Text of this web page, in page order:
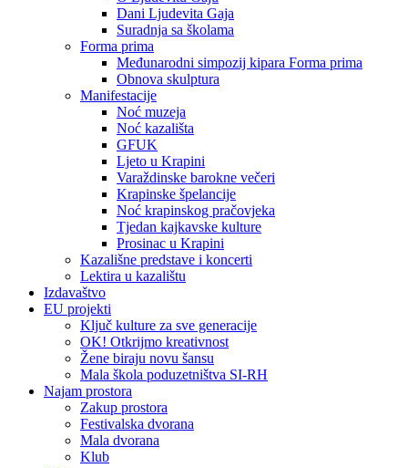
Dani Ljudevita Gaja
Suradnja sa školama
Forma prima
Međunarodni simpozij kipara Forma prima
Obnova skulptura
Manifestacije
Noć muzeja
Noć kazališta
GFUK
Ljeto u Krapini
Varaždinske barokne večeri
Krapinske špelancije
Noć krapinskog pračovjeka
Tjedan kajkavske kulture
Prosinac u Krapini
Kazališne predstave i koncerti
Lektira u kazalištu
Izdavaštvo
EU projekti
Ključ kulture za sve generacije
OK! Otkrijmo kreativnost
Žene biraju novu šansu
Mala škola poduzetništva SI-RH
Najam prostora
Zakup prostora
Festivalska dvorana
Mala dvorana
Klub